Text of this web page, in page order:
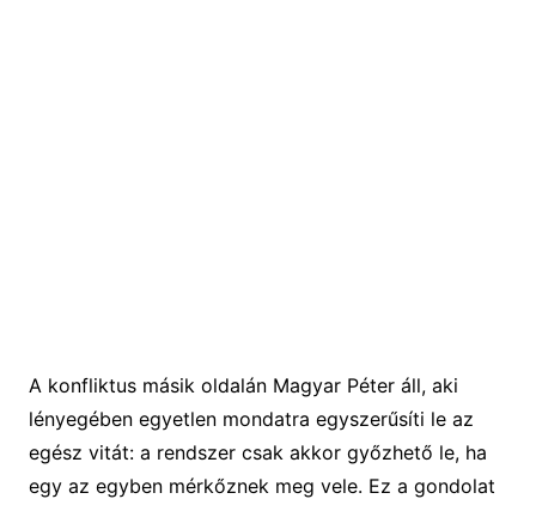
A konfliktus másik oldalán Magyar Péter áll, aki
lényegében egyetlen mondatra egyszerűsíti le az
egész vitát: a rendszer csak akkor győzhető le, ha
egy az egyben mérkőznek meg vele. Ez a gondolat